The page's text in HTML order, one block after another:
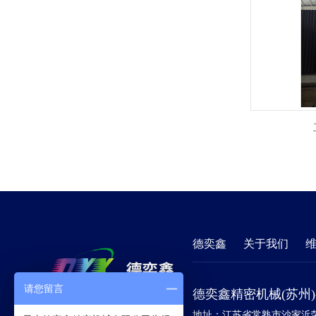
德奕鑫 关于我们
德奕鑫精密机械(苏州
请您留言